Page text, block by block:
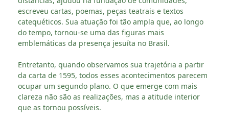
escreveu cartas, poemas, peças teatrais e textos
catequéticos. Sua atuação foi tão ampla que, ao longo
do tempo, tornou-se uma das figuras mais
emblemáticas da presença jesuíta no Brasil.
Entretanto, quando observamos sua trajetória a partir
da carta de 1595, todos esses acontecimentos parecem
ocupar um segundo plano. O que emerge com mais
clareza não são as realizações, mas a atitude interior
que as tornou possíveis.